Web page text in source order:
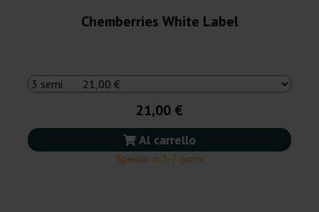
Chemberries White Label
21,00 €
Al carrello
Spedito in 3-7 giorni